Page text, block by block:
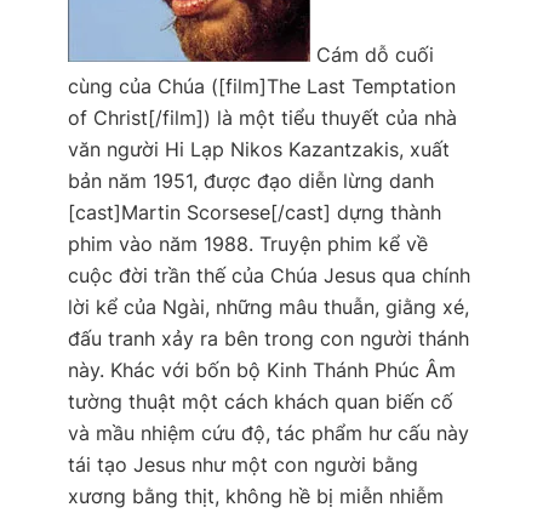
Cám dỗ cuối
cùng của Chúa ([film]The Last Temptation
of Christ[/film]) là một tiểu thuyết của nhà
văn người Hi Lạp Nikos Kazantzakis, xuất
bản năm 1951, được đạo diễn lừng danh
[cast]Martin Scorsese[/cast] dựng thành
phim vào năm 1988. Truyện phim kể về
cuộc đời trần thế của Chúa Jesus qua chính
lời kể của Ngài, những mâu thuẫn, giằng xé,
đấu tranh xảy ra bên trong con người thánh
này. Khác với bốn bộ Kinh Thánh Phúc Âm
tường thuật một cách khách quan biến cố
và mầu nhiệm cứu độ, tác phẩm hư cấu này
tái tạo Jesus như một con người bằng
xương bằng thịt, không hề bị miễn nhiễm